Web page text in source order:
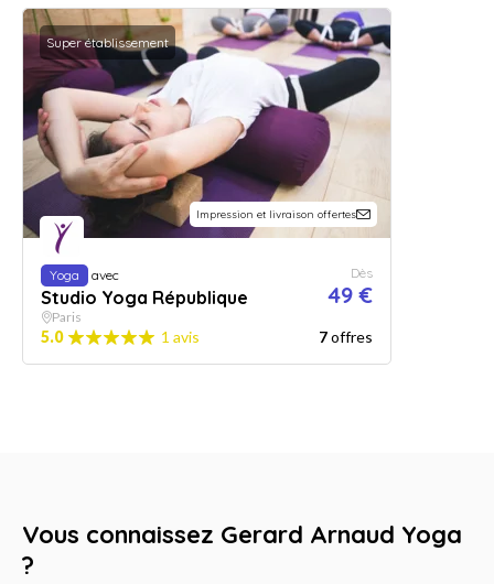
Super établissement
Impression et livraison offertes
Yoga avec
Studio Yoga République
Dès
49 €
Paris
5.0 1 avis 7offres
Vous connaissez Gerard Arnaud Yoga
?